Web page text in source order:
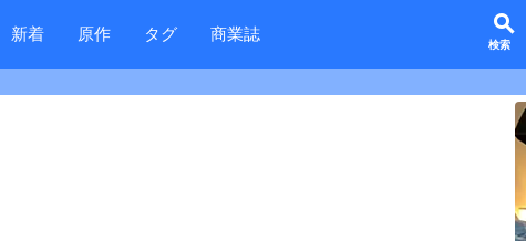
新着 原作 タグ 商業誌 search